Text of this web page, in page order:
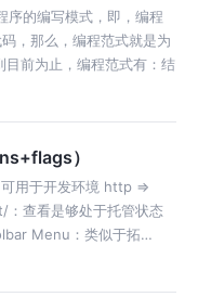
序的编写模式，即，编程
，那么，编程范式就是为
前为止，编程范式有：结
范式的每次变革都对后世
）
用于开发环境 http =>
查看是够处于托管状态
Menu：类似于拓…